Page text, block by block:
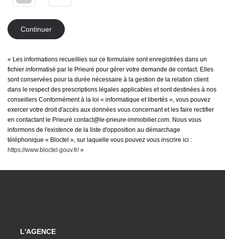
Continuer
« Les informations recueillies sur ce formulaire sont enregistrées dans un
fichier informatisé par le Prieuré pour gérer votre demande de contact. Elles
sont conservées pour la durée nécessaire à la gestion de la relation client
dans le respect des prescriptions légales applicables et sont destinées à nos
conseillers Conformément à la loi « informatique et libertés », vous pouvez
exercer votre droit d'accès aux données vous concernant et les faire rectifier
en contactant le Prieuré contact@le-prieure-immobilier.com. Nous vous
informons de l'existence de la liste d'opposition au démarchage
téléphonique « Bloctel », sur laquelle vous pouvez vous inscrire ici :
https://www.bloctel.gouv.fr/»
L'AGENCE